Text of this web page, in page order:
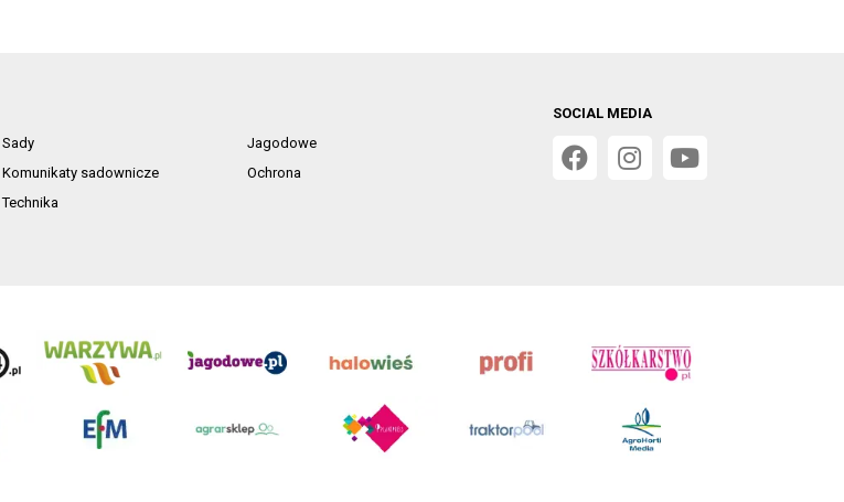
Sady
Jagodowe
Komunikaty sadownicze
Ochrona
Technika
SOCIAL MEDIA